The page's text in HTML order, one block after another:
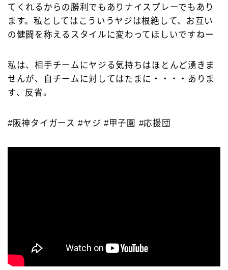
てくれるからの勝利でもありナイスプレーでもあり
ます。私としてはこういうヤジは根絶して、お互い
の健闘を称えるスタイルに変わってほしいですねー
私は、相手チームにヤジる気持ちはほとんど湧きま
せんが、自チームに対してはたまに・・・・ありま
す、反省。
#阪神タイガース #ヤジ #甲子園 #応援団